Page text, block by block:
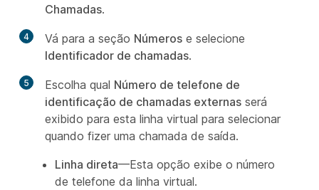
Chamadas.
4 Vá para a seção Números e selecione
Identificador de chamadas.
5 Escolha qual Número de telefone de
identificação de chamadas externas será
exibido para esta linha virtual para selecionar
quando fizer uma chamada de saída.
Linha direta—Esta opção exibe o número
de telefone da linha virtual.